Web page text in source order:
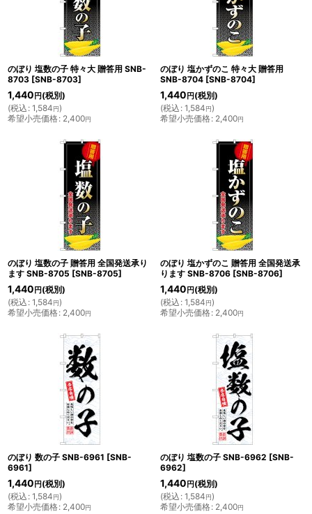
のぼり 塩数の子 特々大 贈答用 SNB-
8703 [SNB-8703]
1,440 円 (税別)
(税込 : 1,584円)
希望小売価格: 2,400円
のぼり 塩かずのこ 特々大 贈答用
SNB-8704 [SNB-8704]
1,440 円 (税別)
(税込 : 1,584円)
希望小売価格: 2,400円
のぼり 塩数の子 贈答用 全国発送承り
ます SNB-8705 [SNB-8705]
1,440 円 (税別)
(税込 : 1,584円)
希望小売価格: 2,400円
のぼり 塩かずのこ 贈答用 全国発送承
ります SNB-8706 [SNB-8706]
1,440 円 (税別)
(税込 : 1,584円)
希望小売価格: 2,400円
のぼり 数の子 SNB-6961 [SNB-
6961]
1,440 円 (税別)
(税込 : 1,584円)
希望小売価格: 2,400円
のぼり 塩数の子 SNB-6962 [SNB-
6962]
1,440 円 (税別)
(税込 : 1,584円)
希望小売価格: 2,400円